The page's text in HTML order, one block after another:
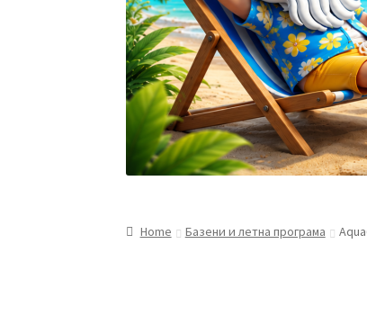
Home Базени и летна програма